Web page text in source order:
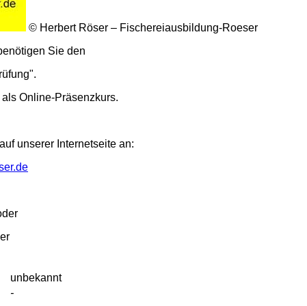
© Herbert Röser – Fischereiausbildung-Roeser
Sie den
Online-Präsenzkurs.
unserer Internetseite an:
unbekannt
-